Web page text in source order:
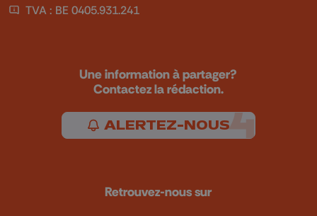
TVA : BE 0405.931.241
Une information à partager?
Contactez la rédaction.
ALERTEZ-NOUS
Retrouvez-nous sur